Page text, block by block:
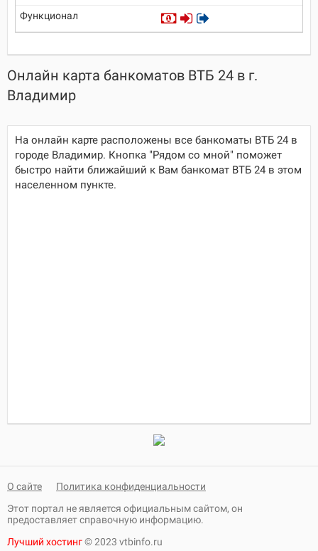
Онлайн карта банкоматов ВТБ 24 в г.
Владимир
На онлайн карте расположены все банкоматы ВТБ 24 в
городе Владимир. Кнопка "Рядом со мной" поможет
быстро найти ближайший к Вам банкомат ВТБ 24 в этом
населенном пункте.
О сайте
Политика конфиденциальности
Этот портал не является официальным сайтом, он
предоставляет справочную информацию.
Лучший хостинг© 2023 vtbinfo.ru